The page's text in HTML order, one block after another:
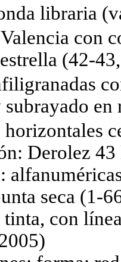
libraria
con
(42-
horizontales
Derolez
seca (1-
tinta, con